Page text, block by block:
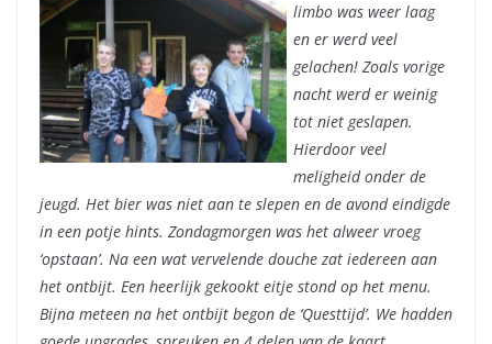
limbo was weer laag
en er werd veel
gelachen! Zoals vorige
nacht werd er weinig
tot niet geslapen.
Hierdoor veel
meligheid onder de
jeugd. Het bier was niet aan te slepen en de avond eindigde
in een potje hints. Zondagmorgen was het alweer vroeg
‘opstaan’. Na een wat vervelende douche zat iedereen aan
het ontbijt. Een heerlijk gekookt eitje stond op het menu.
Bijna meteen na het ontbijt begon de ‘Questtijd’. We hadden